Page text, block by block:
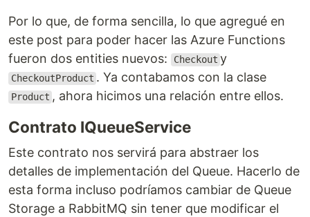
Por lo que, de forma sencilla, lo que agregué en
este post para poder hacer las Azure Functions
fueron dos entities nuevos:
Checkout y
CheckoutProduct . Ya contabamos con la clase
Product , ahora hicimos una relación entre ellos.
Contrato IQueueService
Este contrato nos servirá para abstraer los
detalles de implementación del Queue. Hacerlo de
esta forma incluso podríamos cambiar de Queue
Storage a RabbitMQ sin tener que modificar el